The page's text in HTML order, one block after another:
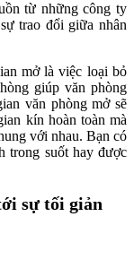
từ những công ty
trao đổi giữa nhân
mở là việc loại bỏ
giúp văn phòng
văn phòng mở sẽ
kín hoàn toàn mà
với nhau. Bạn có
trong suốt hay được
sự tối giản